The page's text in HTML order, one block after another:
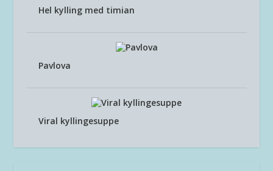
Hel kylling med timian
Pavlova
Viral kyllingesuppe